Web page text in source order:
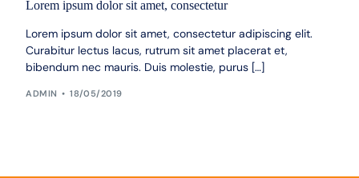
Lorem ipsum dolor sit amet, consectetur
Lorem ipsum dolor sit amet, consectetur adipiscing elit.
Curabitur lectus lacus, rutrum sit amet placerat et,
bibendum nec mauris. Duis molestie, purus […]
ADMIN 18/05/2019